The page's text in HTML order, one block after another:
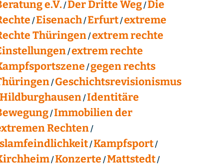
e.V. Der Dritte Weg Die
Eisenach Erfurt extreme
Thüringen extrem rechte
extrem rechte
gegen rechts
Geschichtsrevisionismus
Identitäre
Immobilien der
Rechten
Kampfsport
Konzerte Mattstedt